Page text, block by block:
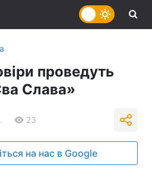
проведуть
Слава»
23
на нас в Google